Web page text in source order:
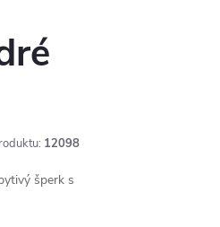
12098
šperk s